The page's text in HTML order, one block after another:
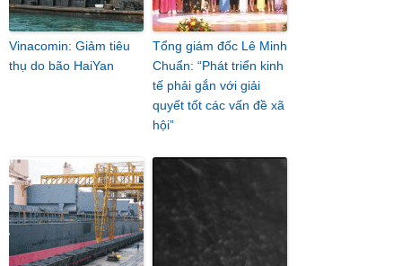
Vinacomin: Giảm tiêu
thụ do bão HaiYan
Tổng giám đốc Lê Minh
Chuẩn: “Phát triển kinh
tế phải gắn với giải
quyết tốt các vấn đề xã
hội”